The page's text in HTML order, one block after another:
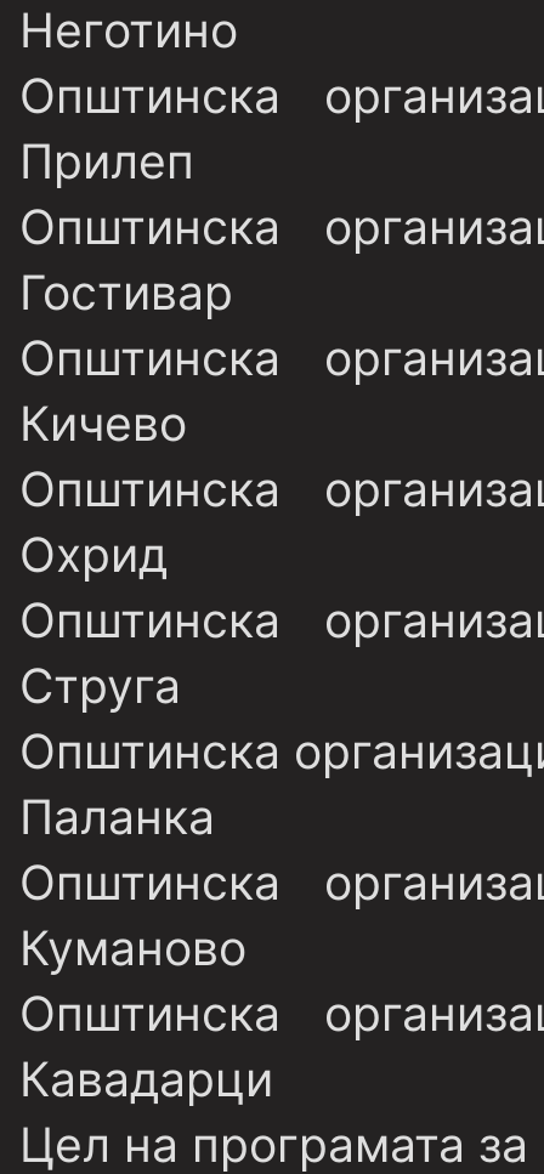
Неготино
Општинска
Прилеп
Општинска
Гостивар
Општинска
Кичево
Општинска
Охрид
Општинска
Струга
Општинска
Паланка
Општинска
Куманово
Општинска
Кавадарци
Цел на програмата за